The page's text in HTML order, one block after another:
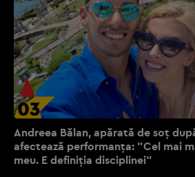
03
Andreea Bălan, apărată de soț
afectează performanța: "Cel mai
meu. E definiția disciplinei"